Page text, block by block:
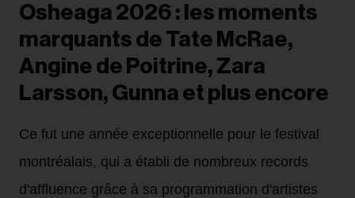
Osheaga 2026 : les moments
marquants de Tate McRae,
Angine de Poitrine, Zara
Larsson, Gunna et plus encore
Ce fut une année exceptionnelle pour le festival
montréalais, qui a établi de nombreux records
d'affluence grâce à sa programmation d'artistes